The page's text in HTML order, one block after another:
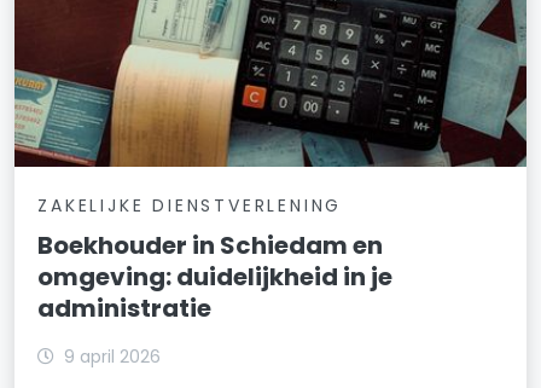
ZAKELIJKE DIENSTVERLENING
Boekhouder in Schiedam en
omgeving: duidelijkheid in je
administratie
9 april 2026